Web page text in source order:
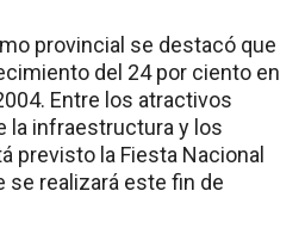
provincial se destacó que
del 24 por ciento en
Entre los atractivos
la infraestructura y los
previsto la Fiesta Nacional
se realizará este fin de